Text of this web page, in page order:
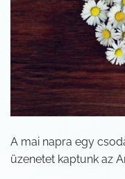
A mai napra egy
üzenetet kaptunk az